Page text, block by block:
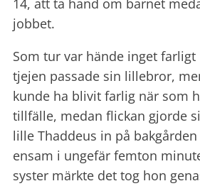
14, att ta hand om barnet
jobbet.
Som tur var hände inget
tjejen passade sin lillebror,
kunde ha blivit farlig när som
tillfälle, medan flickan gjorde
lille Thaddeus in på
ensam i ungefär femton
syster märkte det tog hon